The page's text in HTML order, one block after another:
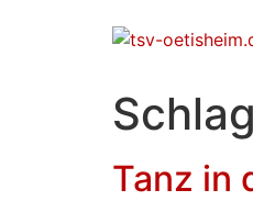
Tanz in